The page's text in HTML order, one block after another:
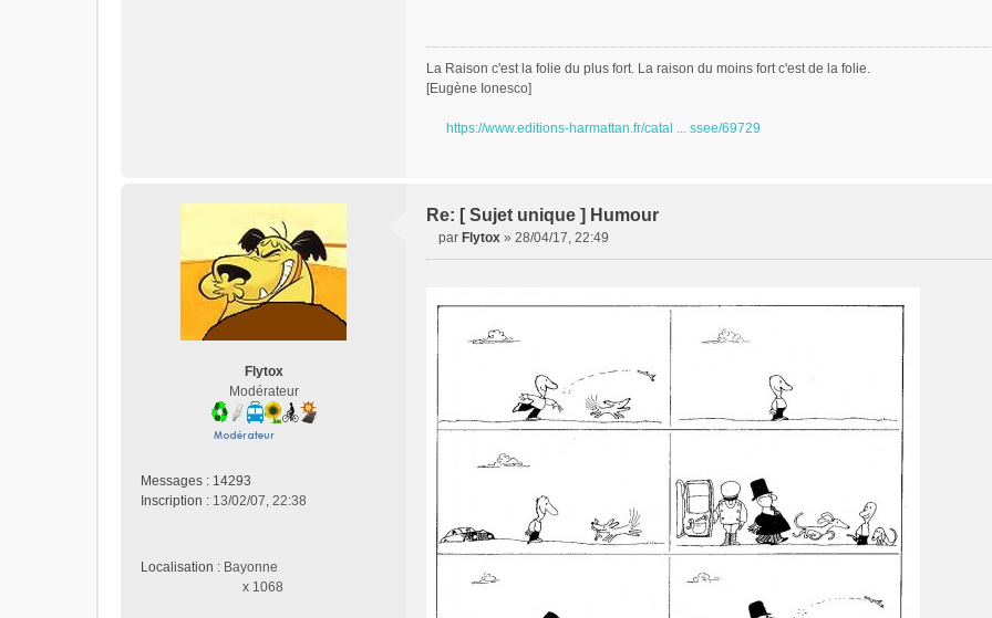
La Raison c'est la folie du plus fort. La raison du moins fort c'est de la folie.
[Eugène Ionesco]
https://www.editions-harmattan.fr/catal ... ssee/69729
Flytox
Modérateur
Messages : 14293
Inscription : 13/02/07, 22:38
Localisation : Bayonne
x 1068
Re: [ Sujet unique ] Humour
s
n
par Flytox » 28/04/17, 22:49